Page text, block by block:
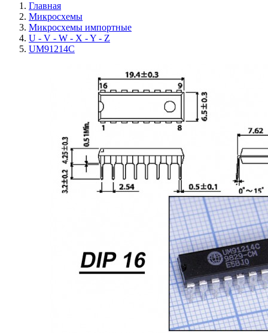
Главная
Микросхемы
Микросхемы импортные
U - V - W - X - Y - Z
UM91214C